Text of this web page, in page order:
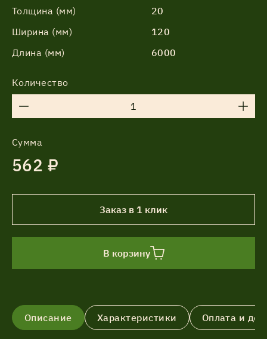
Толщина (мм)
20
Ширина (мм)
120
Длина (мм)
6000
Количество
Сумма
562 ₽
Заказ в 1 клик
В корзину
Описание Характеристики Оплата и